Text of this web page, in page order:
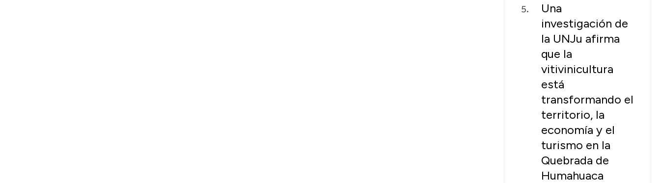
Una
investigación de
la UNJu afirma
que la
vitivinicultura
está
transformando el
territorio, la
economía y el
turismo en la
Quebrada de
Humahuaca